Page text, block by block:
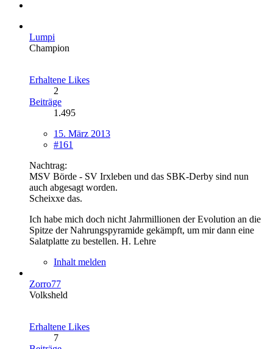
Lumpi
Champion
Erhaltene Likes
2
Beiträge
1.495
15. März 2013
#161
Nachtrag:
MSV Börde - SV Irxleben und das SBK-Derby sind nun
auch abgesagt worden.
Scheixxe das.
Ich habe mich doch nicht Jahrmillionen der Evolution an die
Spitze der Nahrungspyramide gekämpft, um mir dann eine
Salatplatte zu bestellen. H. Lehre
Inhalt melden
Zorro77
Volksheld
Erhaltene Likes
7